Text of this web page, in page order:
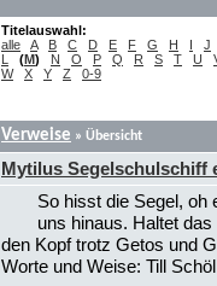
Titelauswahl:
alle
A B C D E F G H I
J
L
(M) N O P Q R S T U
W
X Y Z 0-9
Verweise » Übersicht
Mytilus Segelschulschiff
So hisst die Segel, oh
uns hinaus. Haltet
den Kopf trotz Getos und
Worte und Weise: Till